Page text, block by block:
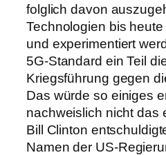
folglich davon
Technologien bis
und experimentiert
5G-Standard ein Teil
Kriegsführung gegen
Das würde so einiges
nachweislich nicht das
Bill Clinton
Namen der US-